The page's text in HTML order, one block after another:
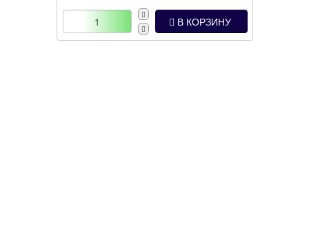
В КОРЗИНУ